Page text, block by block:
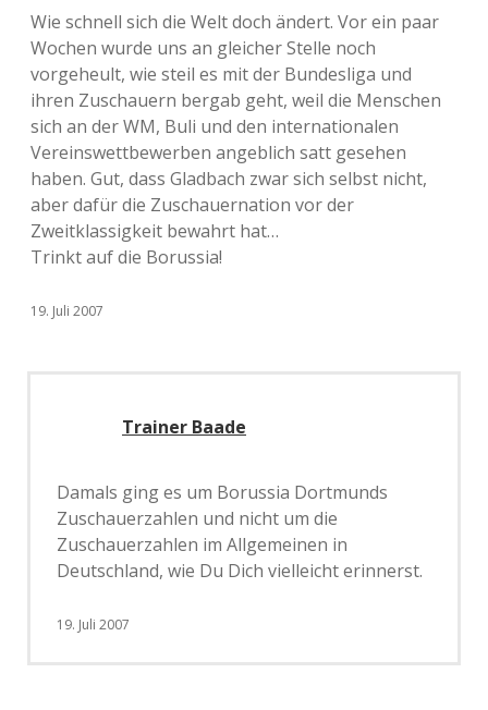
Wie schnell sich die Welt doch ändert. Vor ein paar
Wochen wurde uns an gleicher Stelle noch
vorgeheult, wie steil es mit der Bundesliga und
ihren Zuschauern bergab geht, weil die Menschen
sich an der WM, Buli und den internationalen
Vereinswettbewerben angeblich satt gesehen
haben. Gut, dass Gladbach zwar sich selbst nicht,
aber dafür die Zuschauernation vor der
Zweitklassigkeit bewahrt hat…
Trinkt auf die Borussia!
19. Juli 2007
Trainer Baade
Damals ging es um Borussia Dortmunds
Zuschauerzahlen und nicht um die
Zuschauerzahlen im Allgemeinen in
Deutschland, wie Du Dich vielleicht erinnerst.
19. Juli 2007